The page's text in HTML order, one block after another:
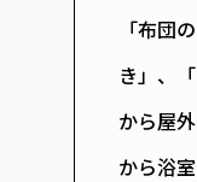
「布団
き」、
から屋
から浴